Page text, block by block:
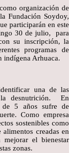
organización de
Fundación Soydoy,
participarán en este
30 de julio, para
su inscripción, la
programas de
indígena Arhuaca.
una de las
la desnutrición. En
5 años sufre de
Como empresa
sostenibles como
creadas en
mejorar el bienestar
zonas.